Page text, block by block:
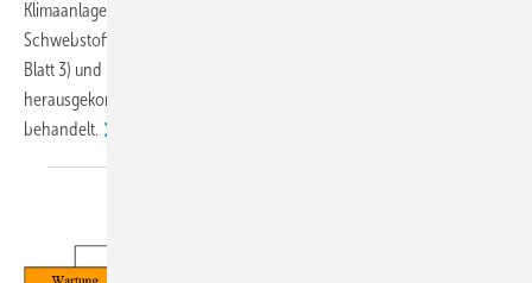
Klimaanlagen (DIN EN 16798), Pumpen (DIN EN ISO 14414),
Schwebstofffiltern (DIN EN 1822 Blatt 1), Nassabscheidern (VDI 3679
Blatt 3) und Entlüftern (VDI 4708 Blatt 2) werden in kürzlich
herausgekommenen neuen oder geänderten Richtlinien
behandelt.